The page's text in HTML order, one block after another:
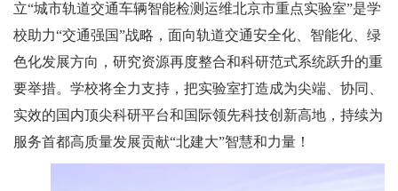
立“城市轨道交通车辆智能检测运维北京市重点实验室”是学
校助力“交通强国”战略，面向轨道交通安全化、智能化、绿
色化发展方向，研究资源再度整合和科研范式系统跃升的重
要举措。学校将全力支持，把实验室打造成为尖端、协同、
实效的国内顶尖科研平台和国际领先科技创新高地，持续为
服务首都高质量发展贡献“北建大”智慧和力量！